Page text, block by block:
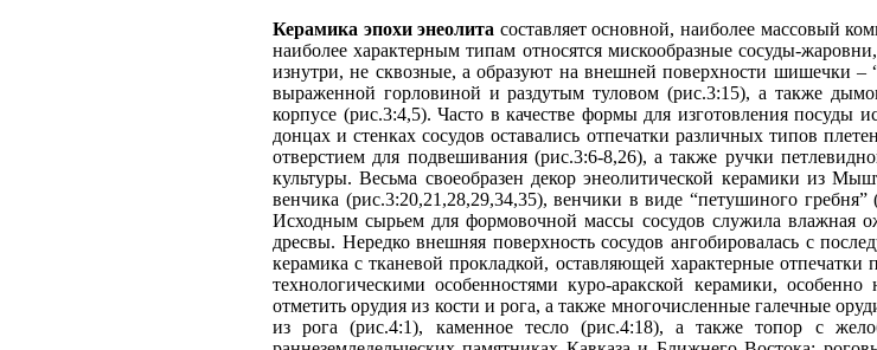
Керамика эпохи энеолита составляет основной, наиболее массовый
наиболее характерным типам относятся мискообразные сосуды-
изнутри, не сквозные, а образуют на внешней поверхности шишечки
выраженной горловиной и раздутым туловом (рис.3:15), а также
корпусе (рис.3:4,5). Часто в качестве формы для изготовления посуды
донцах и стенках сосудов оставались отпечатки различных типов
отверстием для подвешивания (рис.3:6-8,26), а также ручки
культуры. Весьма своеобразен декор энеолитической керамики из
венчика (рис.3:20,21,28,29,34,35), венчики в виде “петушиного
Исходным сырьем для формовочной массы сосудов служила влажная
дресвы. Нередко внешняя поверхность сосудов ангобировалась с
керамика с тканевой прокладкой, оставляющей характерные
технологическими особенностями куро-аракской керамики,
отметить орудия из кости и рога, а также многочисленные галечные
из рога (рис.4:1), каменное тесло (рис.4:18), а также топор с